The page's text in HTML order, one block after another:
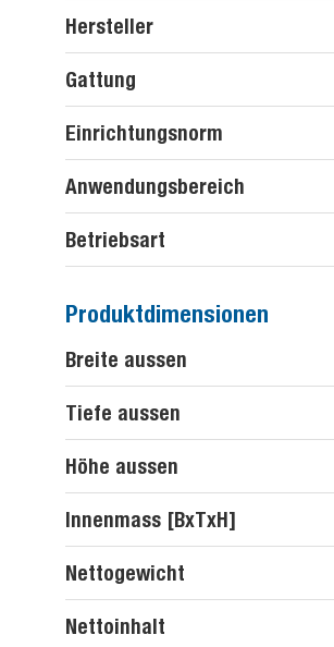
Hersteller
Gattung
Einrichtungsnorm
Anwendungsbereich
Betriebsart
Produktdimensionen
Breite aussen
Tiefe aussen
Höhe aussen
Innenmass [BxTxH]
Nettogewicht
Nettoinhalt